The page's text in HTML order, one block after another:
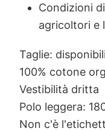
Condizioni
agricoltori e
Taglie:
100% cotone
Vestibilità dritta
Polo leggera:
Non c'è